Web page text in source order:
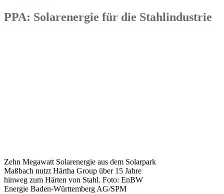
PPA: Solarenergie für die Stahlindustrie
Zehn Megawatt Solarenergie aus dem Solarpark
Maßbach nutzt Härtha Group über 15 Jahre
hinweg zum Härten von Stahl. Foto: EnBW
Energie Baden-Württemberg AG/SPM